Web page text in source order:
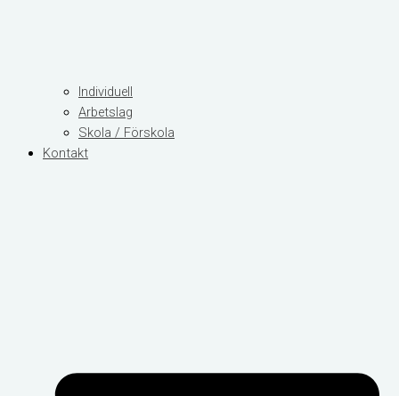
Individuell
Arbetslag
Skola / Förskola
Kontakt